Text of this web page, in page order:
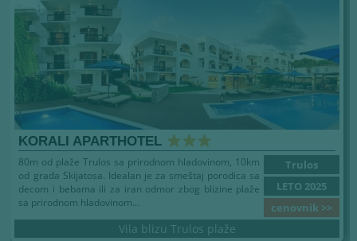
KORALI APARTHOTEL
Trulos
LETO 2025
cenovnik >>
80m od plaže Trulos sa prirodnom hladovinom, 10km
od grada Skijatosa. Idealan je za smeštaj porodica sa
decom i bebama ili za iran odmor zbog blizine plaže
sa prirodnom hladovinom...
Vila blizu Trulos plaže